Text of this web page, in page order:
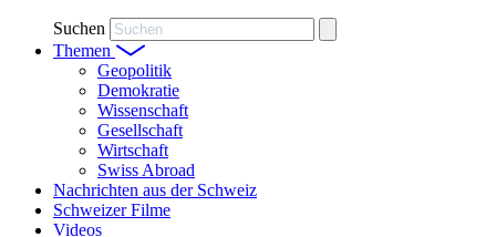
Suchen
Themen
Geopolitik
Demokratie
Wissenschaft
Gesellschaft
Wirtschaft
Swiss Abroad
Nachrichten aus der Schweiz
Schweizer Filme
Videos